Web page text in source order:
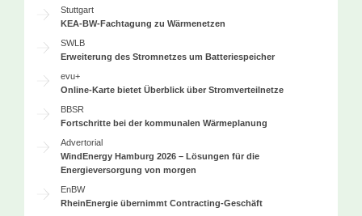
Stuttgart
KEA-BW-Fachtagung zu Wärmenetzen
SWLB
Erweiterung des Stromnetzes um Batteriespeicher
evu+
Online-Karte bietet Überblick über Stromverteilnetze
BBSR
Fortschritte bei der kommunalen Wärmeplanung
Advertorial
WindEnergy Hamburg 2026 – Lösungen für die
Energieversorgung von morgen
EnBW
RheinEnergie übernimmt Contracting-Geschäft